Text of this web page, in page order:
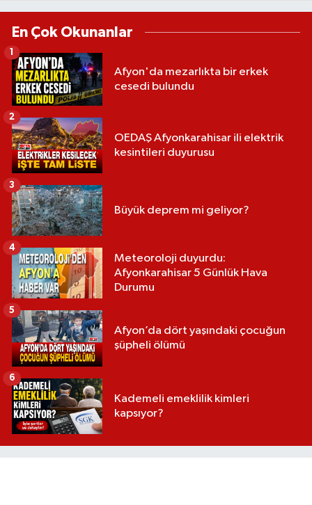
En Çok Okunanlar
Afyon'da mezarlıkta bir erkek
cesedi bulundu
1
OEDAŞ Afyonkarahisar ili elektrik
kesintileri duyurusu
2
Büyük deprem mi geliyor?
3
Meteoroloji duyurdu:
Afyonkarahisar 5 Günlük Hava
Durumu
4
Afyon’da dört yaşındaki çocuğun
şüpheli ölümü
5
Kademeli emeklilik kimleri
kapsıyor?
6